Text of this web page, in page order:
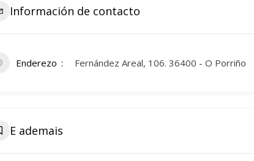
Información de contacto
Enderezo Fernández Areal, 106. 36400 - O Porriño
E ademais